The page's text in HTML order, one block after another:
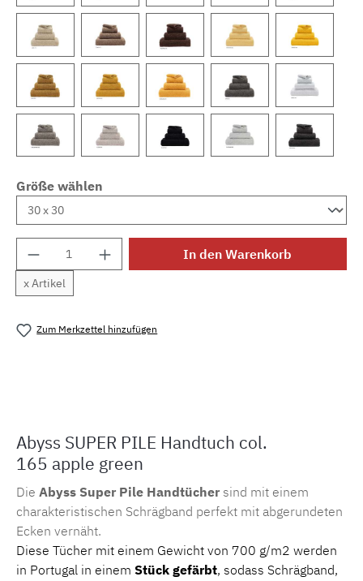
Größe wählen
Produkt Anzahl: Gib den gewünschten
x Artikel
In den Warenkorb
Zum Merkzettel hinzufügen
Abyss SUPER PILE Handtuch col.
165 apple green
Die Abyss Super Pile Handtücher sind mit einem
charakteristischen Schrägband perfekt mit abgerundeten
Ecken vernäht.
Diese Tücher mit einem Gewicht von 700 g/m2 werden
in Portugal in einem Stück gefärbt, sodass Schrägband,